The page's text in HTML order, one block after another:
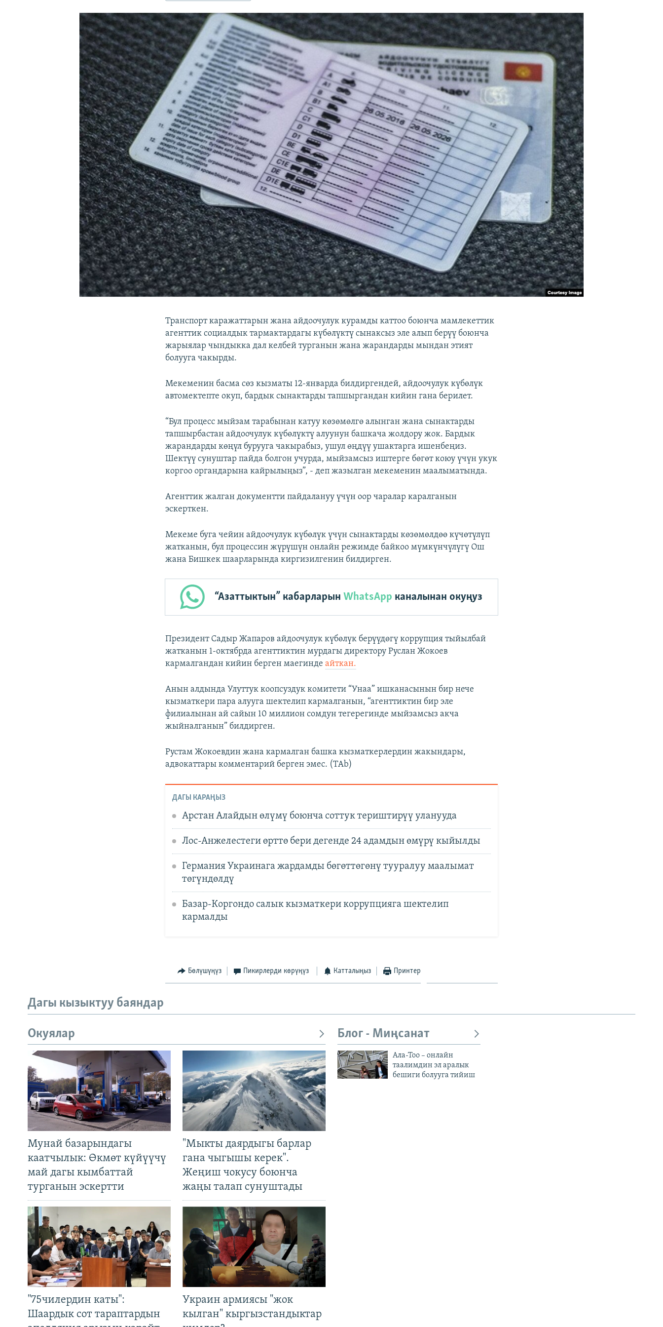
ЫҢГАЙСЫЗ СУРООЛОР
Транспорт каражаттарын жана айдоочулук курамды каттоо боюнча мамлекеттик
агенттик социалдык тармактардагы күбөлүктү сынаксыз эле алып берүү боюнча
жарыялар чындыкка дал келбей турганын жана жарандарды мындан этият
болууга чакырды.
Мекеменин басма сөз кызматы 12-январда билдиргендей, айдоочулук күбөлүк
автомектепте окуп, бардык сынактарды тапшыргандан кийин гана берилет.
“Бул процесс мыйзам тарабынан катуу көзөмөлгө алынган жана сынактарды
тапшырбастан айдоочулук күбөлүктү алуунун башкача жолдору жок. Бардык
жарандарды көңүл бурууга чакырабыз, ушул өңдүү ушактарга ишенбеңиз.
Шектүү сунуштар пайда болгон учурда, мыйзамсыз иштерге бөгөт коюу үчүн укук
коргоо органдарына кайрылыңыз”, - деп жазылган мекеменин маалыматында.
Агенттик жалган документти пайдалануу үчүн оор чаралар каралганын
эскерткен.
Мекеме буга чейин айдоочулук күбөлүк үчүн сынактарды көзөмөлдөө күчөтүлүп
жатканын, бул процессин жүрүшүн онлайн режимде байкоо мүмкүнчүлүгү Ош
жана Бишкек шаарларында киргизилгенин билдирген.
“Азаттыктын” кабарларынWhatsApp каналынан окуңуз
Президент Садыр Жапаров айдоочулук күбөлүк берүүдөгү коррупция тыйылбай
жатканын 1-октябрда агенттиктин мурдагы директору Руслан Жокоев
кармалгандан кийин берген маегиндеайткан.
Анын алдында Улуттук коопсуздук комитети “Унаа” ишканасынын бир нече
кызматкери пара алууга шектелип кармалганын, “агенттиктин бир эле
филиалынан ай сайын 10 миллион сомдун тегерегинде мыйзамсыз акча
жыйналганын” билдирген.
Рустам Жокоевдин жана кармалган башка кызматкерлердин жакындары,
адвокаттары комментарий берген эмес. (TAb)
ДАГЫ КАРАҢЫЗ
Арстан Алайдын өлүмү боюнча соттук териштирүү уланууда
Лос-Анжелестеги өрттө бери дегенде 24 адамдын өмүрү кыйылды
Германия Украинага жардамды бөгөттөгөнү тууралуу маалымат
төгүндөлдү
Базар-Коргондо салык кызматкери коррупцияга шектелип
кармалды
Бөлүшүңүз Пикирлерди көрүңүз Катталыңыз Принтер
Дагы кызыктуу баяндар
Окуялар
Мунай базарындагы
каатчылык: Өкмөт күйүүчү
май дагы кымбаттай
турганын эскертти
"Мыкты даярдыгы барлар
гана чыгышы керек".
Жеңиш чокусу боюнча
жаңы талап сунуштады
"75чилердин каты":
Шаардык сот тараптардын
Украин армиясы "жок
кылган" кыргызстандыктар
Блог - Миңсанат
Ала-Тоо – онлайн
таалимдин эл аралык
бешиги болууга тийиш